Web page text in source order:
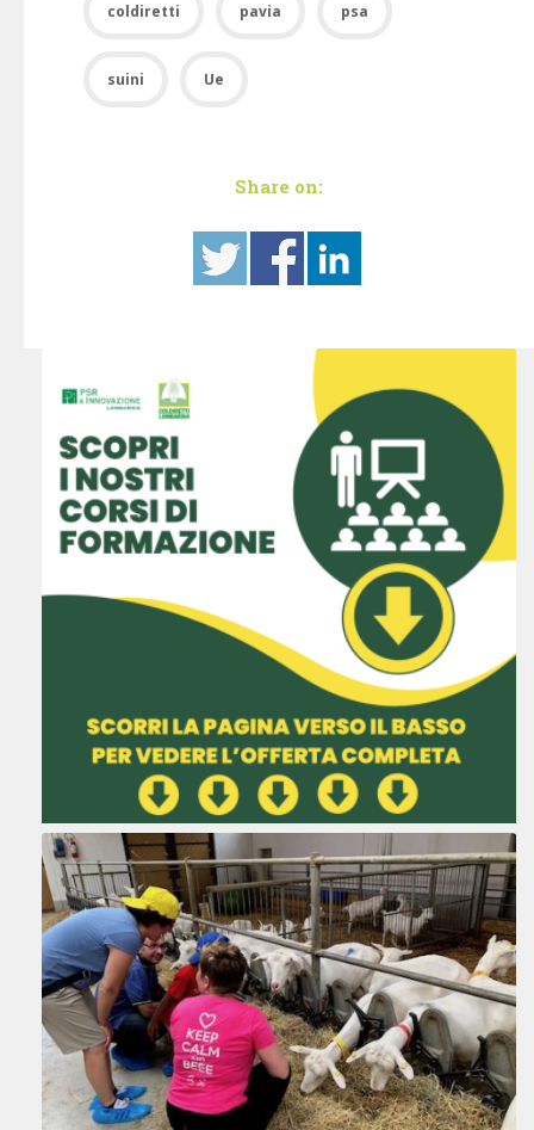
coldiretti pavia psa
suini Ue
Share on: